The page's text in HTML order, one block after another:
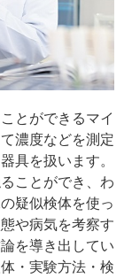
とができるマイ
濃度などを測定
具を扱います。
ことができ、わ
疑似検体を使っ
や病気を考察す
を導き出してい
・実験方法・検